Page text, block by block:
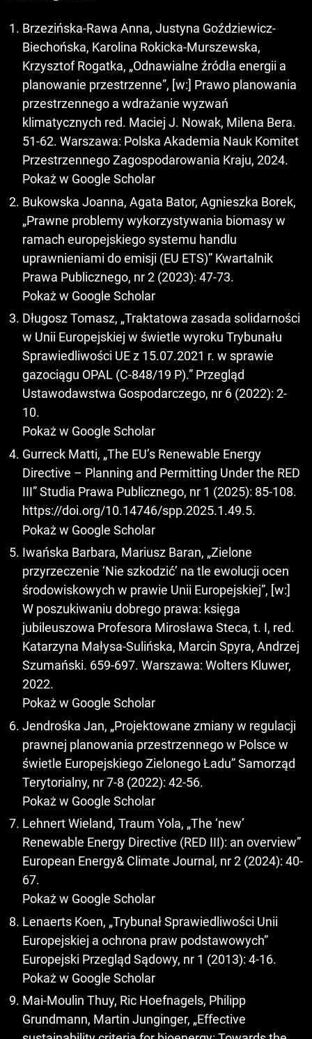
Brzezińska-Rawa Anna, Justyna Goździewicz-
Biechońska, Karolina Rokicka-Murszewska,
Krzysztof Rogatka, „Odnawialne źródła energii a
planowanie przestrzenne”, [w:] Prawo planowania
przestrzennego a wdrażanie wyzwań
klimatycznych red. Maciej J. Nowak, Milena Bera.
51-62. Warszawa: Polska Akademia Nauk Komitet
Przestrzennego Zagospodarowania Kraju, 2024.
Pokaż w Google Scholar
Bukowska Joanna, Agata Bator, Agnieszka Borek,
„Prawne problemy wykorzystywania biomasy w
ramach europejskiego systemu handlu
uprawnieniami do emisji (EU ETS)” Kwartalnik
Prawa Publicznego, nr 2 (2023): 47-73.
Pokaż w Google Scholar
Długosz Tomasz, „Traktatowa zasada solidarności
w Unii Europejskiej w świetle wyroku Trybunału
Sprawiedliwości UE z 15.07.2021 r. w sprawie
gazociągu OPAL (C-848/19 P).” Przegląd
Ustawodawstwa Gospodarczego, nr 6 (2022): 2-
10.
Pokaż w Google Scholar
Gurreck Matti, „The EU’s Renewable Energy
Directive – Planning and Permitting Under the RED
III” Studia Prawa Publicznego, nr 1 (2025): 85-108.
https://doi.org/10.14746/spp.2025.1.49.5.
Pokaż w Google Scholar
Iwańska Barbara, Mariusz Baran, „Zielone
przyrzeczenie ‘Nie szkodzić’ na tle ewolucji ocen
środowiskowych w prawie Unii Europejskiej”, [w:]
W poszukiwaniu dobrego prawa: księga
jubileuszowa Profesora Mirosława Steca, t. I, red.
Katarzyna Małysa-Sulińska, Marcin Spyra, Andrzej
Szumański. 659-697. Warszawa: Wolters Kluwer,
2022.
Pokaż w Google Scholar
Jendrośka Jan, „Projektowane zmiany w regulacji
prawnej planowania przestrzennego w Polsce w
świetle Europejskiego Zielonego Ładu” Samorząd
Terytorialny, nr 7-8 (2022): 42-56.
Pokaż w Google Scholar
Lehnert Wieland, Traum Yola, „The ‘new’
Renewable Energy Directive (RED III): an overview”
European Energy& Climate Journal, nr 2 (2024): 40-
67.
Pokaż w Google Scholar
Lenaerts Koen, „Trybunał Sprawiedliwości Unii
Europejskiej a ochrona praw podstawowych”
Europejski Przegląd Sądowy, nr 1 (2013): 4-16.
Pokaż w Google Scholar
Mai-Moulin Thuy, Ric Hoefnagels, Philipp
Grundmann, Martin Junginger, „Effective